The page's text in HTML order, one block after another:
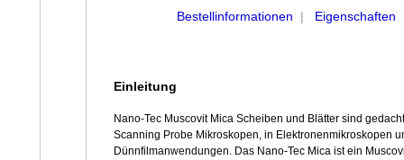
Bestellinformationen | Eigenschaften
Einleitung
Nano-Tec Muscovit Mica Scheiben und Blätter sind
Scanning Probe Mikroskopen, in Elektronenmikroskopen
Dünnfilmanwendungen. Das Nano-Tec Mica ist ein